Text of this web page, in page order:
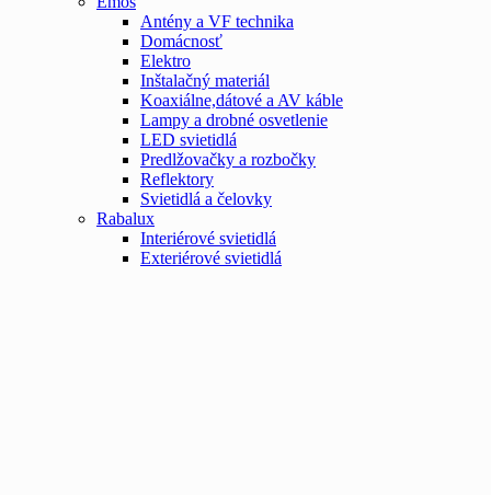
Antény a VF technika
Domácnosť
Elektro
Inštalačný materiál
Koaxiálne,dátové a AV káble
Lampy a drobné osvetlenie
LED svietidlá
Predlžovačky a rozbočky
Reflektory
Svietidlá a čelovky
Rabalux
Interiérové svietidlá
Exteriérové svietidlá